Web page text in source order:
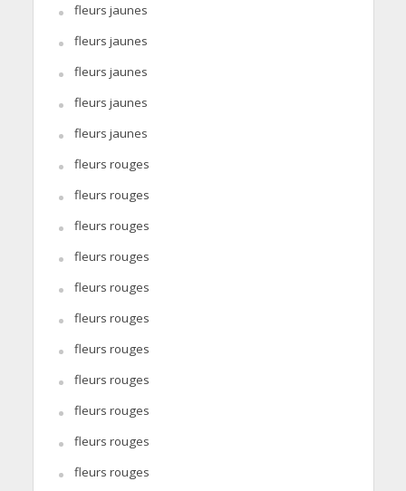
fleurs jaunes
fleurs jaunes
fleurs jaunes
fleurs jaunes
fleurs jaunes
fleurs rouges
fleurs rouges
fleurs rouges
fleurs rouges
fleurs rouges
fleurs rouges
fleurs rouges
fleurs rouges
fleurs rouges
fleurs rouges
fleurs rouges